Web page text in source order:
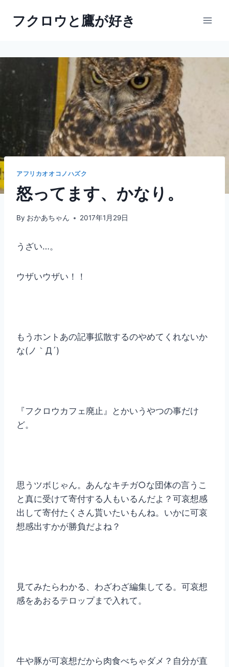
フクロウと鷹が好き
アフリカオオコノハズク
怒ってます、かなり。
By おかあちゃん 2017年1月29日
うざい…。
ウザいウザい！！
もうホントあの記事拡散するのやめてくれないか
な(ノ｀Д´)
『フクロウカフェ廃止』とかいうやつの事だけ
ど。
思うツボじゃん。あんなキチガ○な団体の言うこ
と真に受けて寄付する人もいるんだよ？可哀想感
出して寄付たくさん貰いたいもんね。いかに可哀
想感出すかが勝負だよね？
見てみたらわかる、わざわざ編集してる。可哀想
感をあおるテロップまで入れて。
牛や豚が可哀想だから肉食べちゃダメ？自分が直